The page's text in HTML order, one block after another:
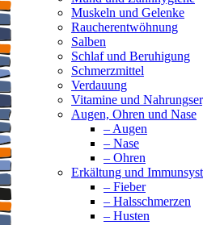
Muskeln und Gelenke
Raucherentwöhnung
Salben
Schlaf und Beruhigung
Schmerzmittel
Verdauung
Vitamine und
Augen, Ohren und Nase
– Augen
– Nase
– Ohren
Erkältung und
– Fieber
– Halsschmerzen
– Husten